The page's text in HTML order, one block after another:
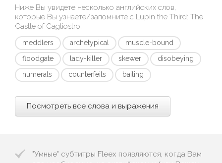
Ниже Вы увидете несколько английских слов,
которые Вы узнаете/запомните с Lupin the Third: The
Castle of Cagliostro:
meddlers archetypical
muscle-bound
floodgate
lady-killer skewer
disobeying
numerals
counterfeits bailing
Посмотреть все слова и выражения
"Умные" субтитры Fleex появляются, когда Вам